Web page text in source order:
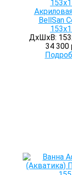
BellSan
ДхШхВ:
34 300